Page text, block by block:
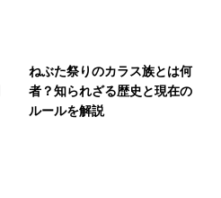
ねぶた祭りのカラス族とは何
者？知られざる歴史と現在の
ルールを解説